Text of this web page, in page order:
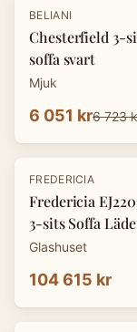
-10 %
BELIANI
Chesterfield 3-
soffa svart
Mjuk
6 051 kr6 723
FREDERICIA
Fredericia
3-sits Soffa
Glashuset
104 615 kr